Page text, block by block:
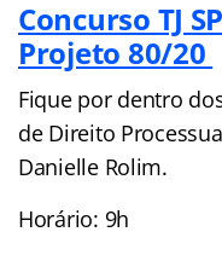
Concurso TJ
Projeto 80/20
Fique por dentro
de Direito
Danielle Rolim.
Horário: 9h